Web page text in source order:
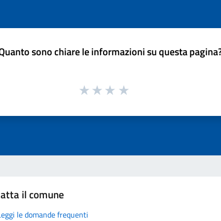
sono chiare le informazioni su questa
il comune
le domande frequenti